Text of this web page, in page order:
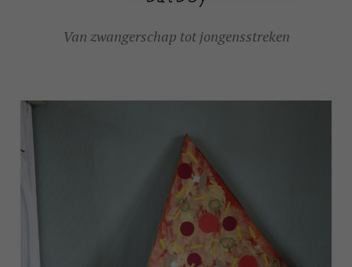
Van zwangerschap tot jongensstreken